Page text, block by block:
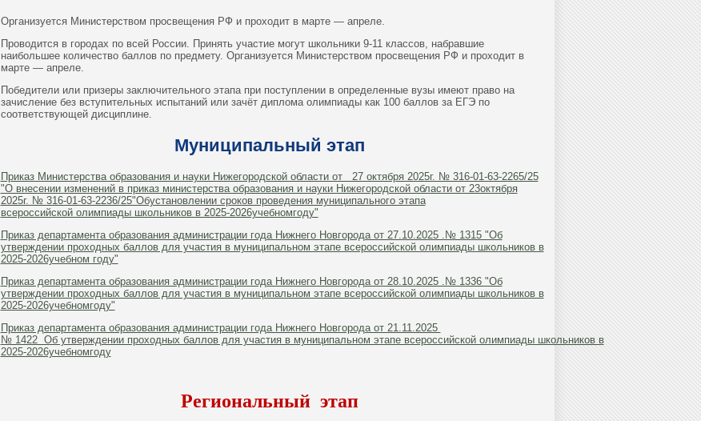
Организуется Министерством просвещения РФ и проходит в марте — апреле.
Проводится в городах по всей России. Принять участие могут школьники 9-11 классов, набравшие
наибольшее количество баллов по предмету. Организуется Министерством просвещения РФ и проходит в
марте — апреле.
Победители или призеры заключительного этапа при поступлении в определенные вузы имеют право на
зачисление без вступительных испытаний или зачёт диплома олимпиады как 100 баллов за ЕГЭ по
соответствующей дисциплине.
Муниципальный этап
Приказ Министерства образования и науки Нижегородской области от 27 октября 2025г. № 316-01-63-2265/25
"О внесении изменений в приказ министерства образования и науки Нижегородской области от 23октября
2025г. № 316-01-63-2236/25"Обустановлении сроков проведения муниципального этапа
всероссийской олимпиады школьников в 2025-2026учебномгоду"
Приказ департамента образования администрации года Нижнего Новгорода от 27.10.2025 .№ 1315 "Об
утверждении проходных баллов для участия в муниципальном этапе всероссийской олимпиады школьников в
2025-2026учебном году"
Приказ департамента образования администрации года Нижнего Новгорода от 28.10.2025 .№ 1336 "Об
утверждении проходных баллов для участия в муниципальном этапе всероссийской олимпиады школьников в
2025-2026учебномгоду"
Приказ департамента образования администрации года Нижнего Новгорода от 21.11.2025
№ 1422 Об утверждении проходных баллов для участия в муниципальном этапе всероссийской олимпиады школьников в
2025-2026учебномгоду
Региональный этап